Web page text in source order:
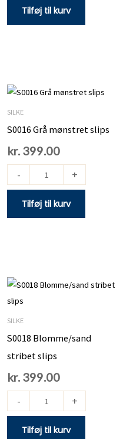
Tilføj til kurv
SILKE
S0016 Grå mønstret slips
kr. 399.00
-
S0016
Grå
antal
+
Tilføj til kurv
SILKE
S0018 Blomme/sand
stribet slips
kr. 399.00
-
S0018
Blomme/sand
stribet
+
Tilføj til kurv